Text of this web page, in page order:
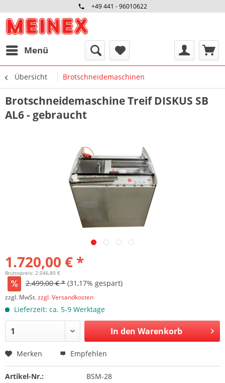
+49 441 - 96010622
Menü
Übersicht Brotschneidemaschinen
Brotschneidemaschine Treif DISKUS SB
AL6 - gebraucht
1.720,00 € *
Bruttopreis: 2.046,80 €
2.499,00 € * (31,17% gespart)
zzgl. MwSt.zzgl. Versandkosten
Lieferzeit: ca. 5-9 Werktage
In den Warenkorb
Merken Empfehlen
Artikel-Nr.:
BSM-28